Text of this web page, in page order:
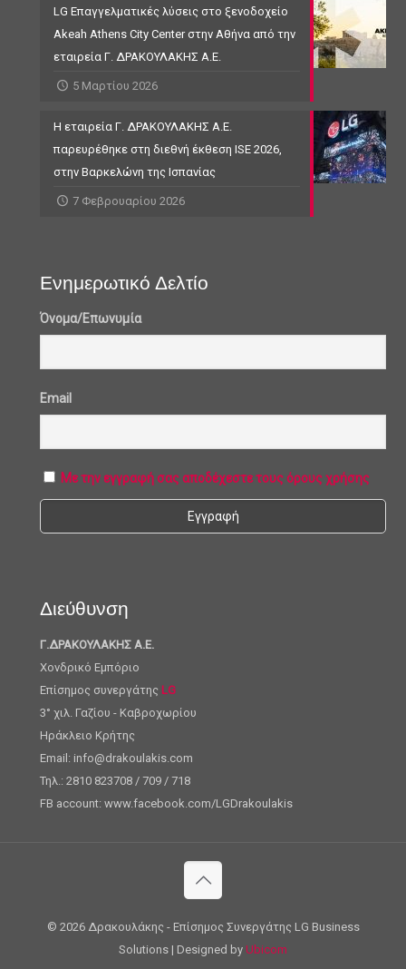
LG Επαγγελματικές λύσεις στο ξενοδοχείο
Akeah Athens City Center στην Αθήνα από την
εταιρεία Γ. ΔΡΑΚΟΥΛΑΚΗΣ Α.Ε.
5 Μαρτίου 2026
Η εταιρεία Γ. ΔΡΑΚΟΥΛΑΚΗΣ Α.Ε.
παρευρέθηκε στη διεθνή έκθεση ISE 2026,
στην Βαρκελώνη της Ισπανίας
7 Φεβρουαρίου 2026
Ενημερωτικό Δελτίο
Όνομα/Επωνυμία
Email
Με την εγγραφή σας αποδέχεστε τους όρους χρήσης
Διεύθυνση
Γ.ΔΡΑΚΟΥΛΑΚΗΣ Α.Ε.
Χονδρικό Εμπόριο
Επίσημος συνεργάτης LG
3° χιλ. Γαζίου - Καβροχωρίου
Ηράκλειο Κρήτης
Email: info@drakoulakis.com
Τηλ.: 2810 823708 / 709 / 718
FB account: www.facebook.com/LGDrakoulakis
© 2026 Δρακουλάκης - Επίσημος Συνεργάτης LG Business
Solutions | Designed by Ubicom